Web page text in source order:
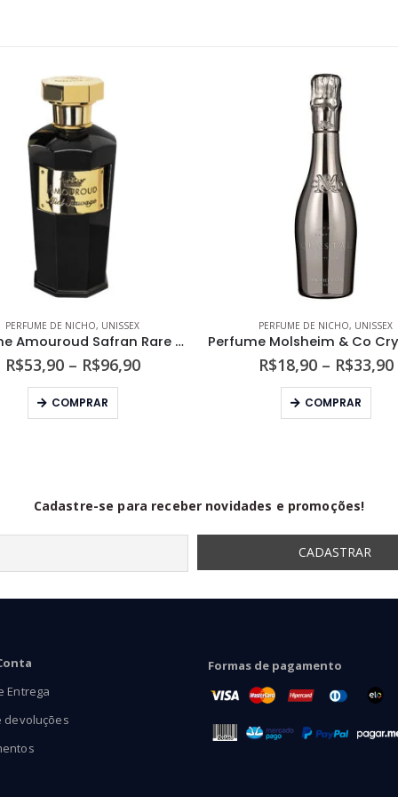
PERFUME DE NICHO, UNISSEX
Perfume Amouroud Safran Rare Unissex Eau de Parfum
R$53,90 – R$96,90Faixa
COMPRAR
Este produto tem várias variantes. As opções podem ser escolhidas na página do produto
PERFUME DE NICHO, UNISSEX
R$18,90 – R$33,90
COMPRAR
Este produto tem várias variantes. As opções podem ser
Cadastre-se para receber novidades e promoções!
Entrega
devoluções
Formas de pagamento